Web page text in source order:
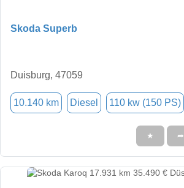
Skoda Superb
Duisburg, 47059
10.140 km Diesel 110 kw (150 PS)
★ ➦